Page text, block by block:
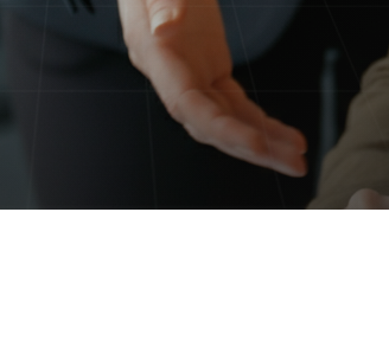
umsetzbaren Leitfaden. Erfahren Sie die